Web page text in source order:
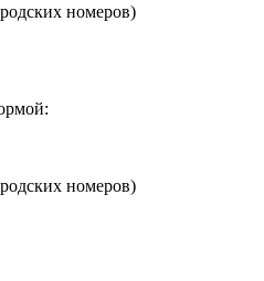
номеров)
номеров)